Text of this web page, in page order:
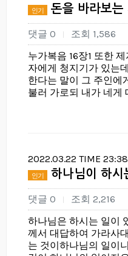
인기 돈을 바라보는
댓글 0
조회 1,586
누가복음 16장1 또한
자에게 청지기가 있는
한다는 말이 그 주인에
불러 가로되 내가 네게
2022.03.22 TIME 23:38
인기 하나님이 하시
댓글 0
조회 2,216
하나님은 하시는 일이
께서 대답하여 가라사
는 것이하나님의 일이